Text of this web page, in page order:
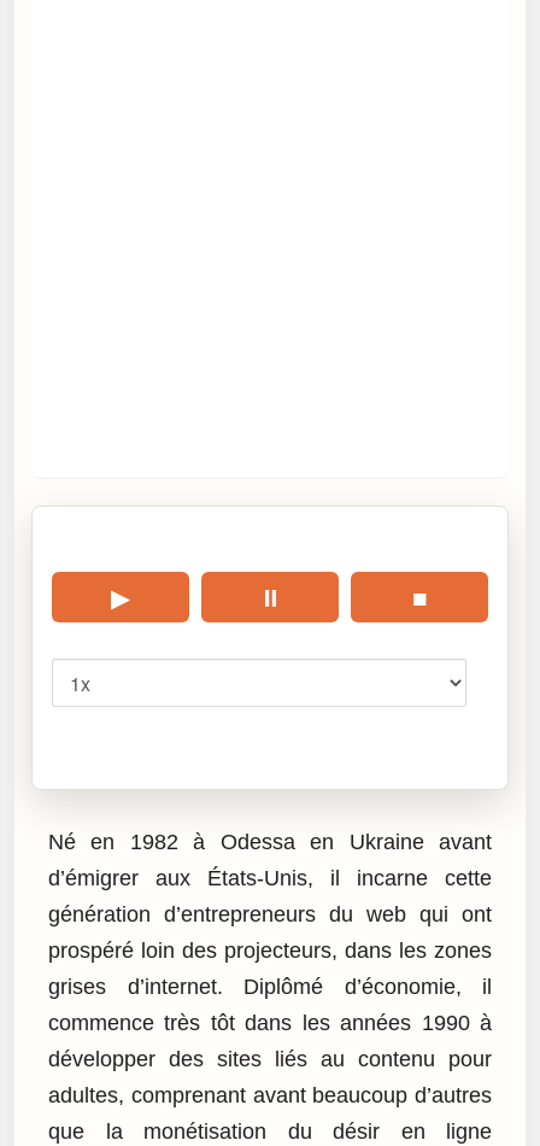
▶ ⏸ ■
Né en 1982 à Odessa en Ukraine avant
d’émigrer aux États-Unis, il incarne cette
génération d’entrepreneurs du web qui ont
prospéré loin des projecteurs, dans les zones
grises d’internet. Diplômé d’économie, il
commence très tôt dans les années 1990 à
développer des sites liés au contenu pour
adultes, comprenant avant beaucoup d’autres
que la monétisation du désir en ligne